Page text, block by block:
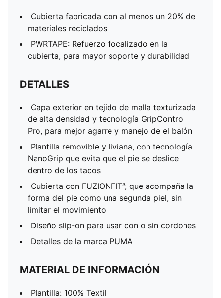
Cubierta fabricada con al menos un 20% de
materiales reciclados
PWRTAPE: Refuerzo focalizado en la
cubierta, para mayor soporte y durabilidad
DETALLES
Capa exterior en tejido de malla texturizada
de alta densidad y tecnología GripControl
Pro, para mejor agarre y manejo de el balón
Plantilla removible y liviana, con tecnología
NanoGrip que evita que el pie se deslice
dentro de los tacos
Cubierta con FUZIONFIT³, que acompaña la
forma del pie como una segunda piel, sin
limitar el movimiento
Diseño slip-on para usar con o sin cordones
Detalles de la marca PUMA
MATERIAL DE INFORMACIÓN
Plantilla: 100% Textil